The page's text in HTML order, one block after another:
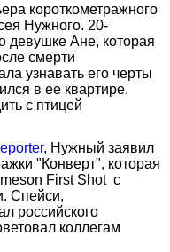
короткометражного
Нужного. 20-
девушке Ане, которая
смерти
узнавать его черты
в ее квартире.
с птицей
, Нужный заявил
"Конверт", которая
First Shot с
Спейси,
российского
коллегам